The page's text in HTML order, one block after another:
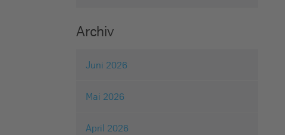
Archiv
Juni 2026
Mai 2026
April 2026